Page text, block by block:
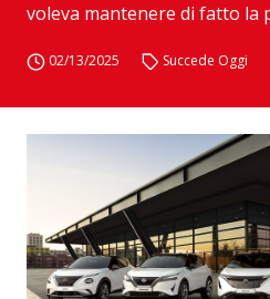
voleva mantenere di fatto la
02/13/2025 Succede Oggi